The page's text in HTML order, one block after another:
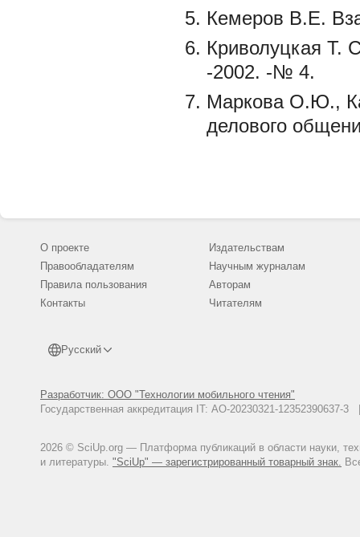
Кемеров В.Е.
Криволуцкая Т.
-2002. -№ 4.
Маркова О.Ю.,
делового
О проекте
Правообладателям
Правила пользования
Контакты
Русский
Разработчик: ООО "Технологии мобильного чтения"
Государственная аккредитация IT: АО-20230321-
2026 © SciUp.org — Платформа публикаций в области науки,
и литературы. "SciUp" — зарегистрированный товарный знак.
Издательствам
Научным журналам
Авторам
Читателям